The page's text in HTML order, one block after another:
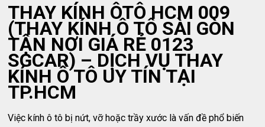
THAY KÍNH ÔTÔ HCM 009
(THAY KÍNH Ô TÔ SÀI GÒN
TẬN NƠI GIÁ RẺ 0123
SGCAR) – DỊCH VỤ THAY
KÍNH Ô TÔ UY TÍN TẠI
TP.HCM
Việc kính ô tô bị nứt, vỡ hoặc trầy xước là vấn đề phổ biến